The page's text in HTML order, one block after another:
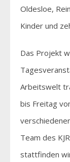
Oldesloe,
Kinder und
Das Projekt
Arbeitswelt
bis Freitag
Team des
stattfinden